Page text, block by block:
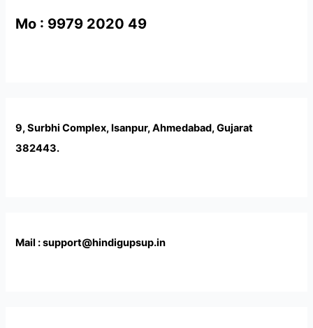
Mo : 9979 2020 49
9, Surbhi Complex, Isanpur, Ahmedabad, Gujarat
382443.
Mail : support@hindigupsup.in